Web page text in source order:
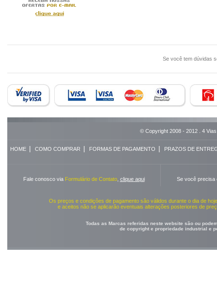
Se você tem dúvidas
© Copyright 2008 - 2012 . 4
HOME| COMO COMPRAR | FORMAS DE PAGAMENTO | PRAZOS DE
Fale conosco via Formulário de Contato, clique aqui Se você precisa
Os preços e condições de pagamento são válidos durante o dia de
e aceitos não se aplicarão eventuais alterações posteriores de
Todas as Marcas referidas neste website são ou
de copyright e propriedade industrial e